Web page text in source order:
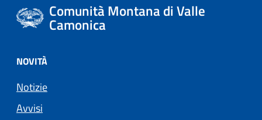
Comunità Montana di Valle
Camonica
NOVITÀ
Notizie
Avvisi